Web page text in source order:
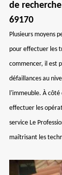
de
69170
Plusieurs moyens
pour effectuer les
commencer, il est
défaillances au
l'immeuble. À côté
effectuer les
service Le
maîtrisant les